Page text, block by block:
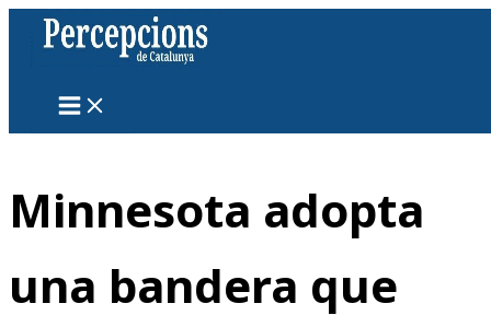
Vés
contingut
Minnesota adopta
una bandera que